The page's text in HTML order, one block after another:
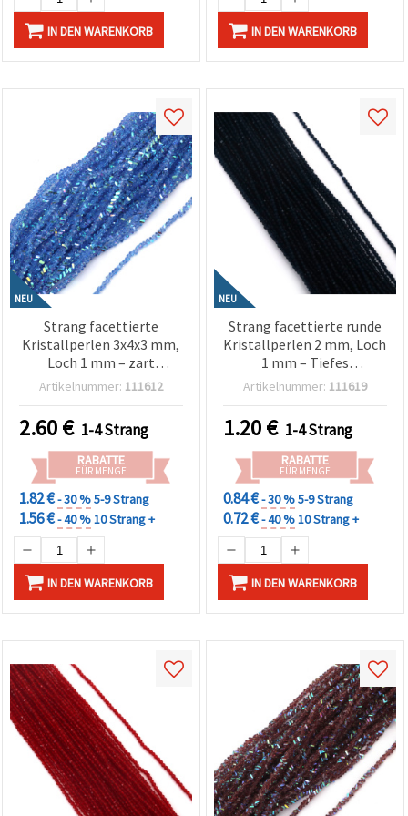
IN DEN WARENKORB IN DEN WARENKORB
NEU
Strang facettierte
Kristallperlen 3x4x3 mm,
Loch 1 mm – zart
transparent hellblau,
mit AB-Beschichtung, ca.
130 Stück
Artikelnummer: 111612
2.60€ 1-4 Strang
RABATTE
FÜR MENGE
1.82 €- 30 %5-9 Strang
1.56 €- 40 %10 Strang +
IN DEN WARENKORB
NEU
Strang facettierte runde
Kristallperlen 2 mm, Loch
1 mm – Tiefes
transparentes Indigo mit
190 Stück
Artikelnummer: 111619
1.20€ 1-4 Strang
RABATTE
FÜR MENGE
0.84 €- 30 %5-9 Strang
0.72 €- 40 %10 Strang +
IN DEN WARENKORB